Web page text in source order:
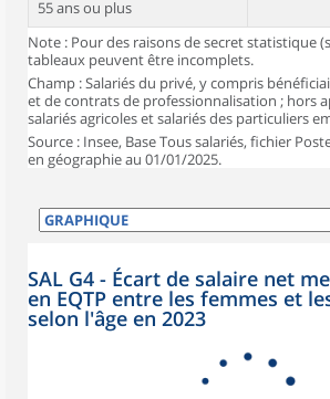
55 ans ou plus
Note : Pour des raisons de secret statistique
tableaux peuvent être incomplets.
Champ : Salariés du privé, y compris
et de contrats de professionnalisation ; hors
salariés agricoles et salariés des particuliers
Source : Insee, Base Tous salariés, fichier
en géographie au 01/01/2025.
SAL G4 - Écart de salaire net
en EQTP entre les femmes et
selon l'âge en 2023